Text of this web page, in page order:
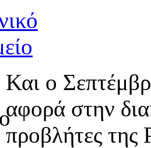
Και ο
αφορά στην
προβλήτες της